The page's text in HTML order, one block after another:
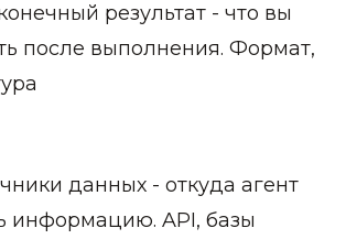
результат - что вы
после выполнения. Формат,
данных - откуда агент
информацию. API, базы